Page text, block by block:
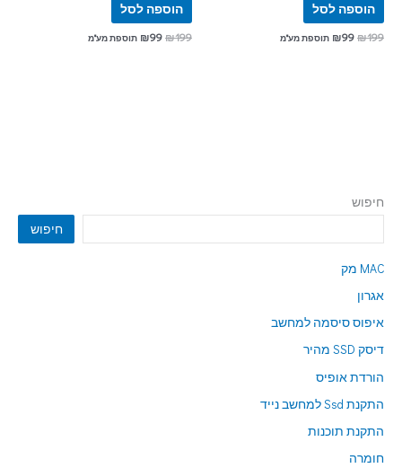
חיפוש
חיפוש
MAC מק
אגרון
איפוס סיסמה למחשב
דיסק SSD מהיר
הורדת אופיס
התקנת Ssd למחשב נייד
התקנת תוכנות
חומרה
הוספה לסל
₪199
₪99 תוספת מע"מ
הוספה לסל
₪199
₪99 תוספת מע"מ